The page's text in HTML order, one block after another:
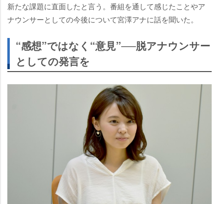
新たな課題に直面したと言う。番組を通して感じたことやア
ナウンサーとしての今後について宮澤アナに話を聞いた。
“感想”ではなく“意見”──脱アナウンサー
としての発言を